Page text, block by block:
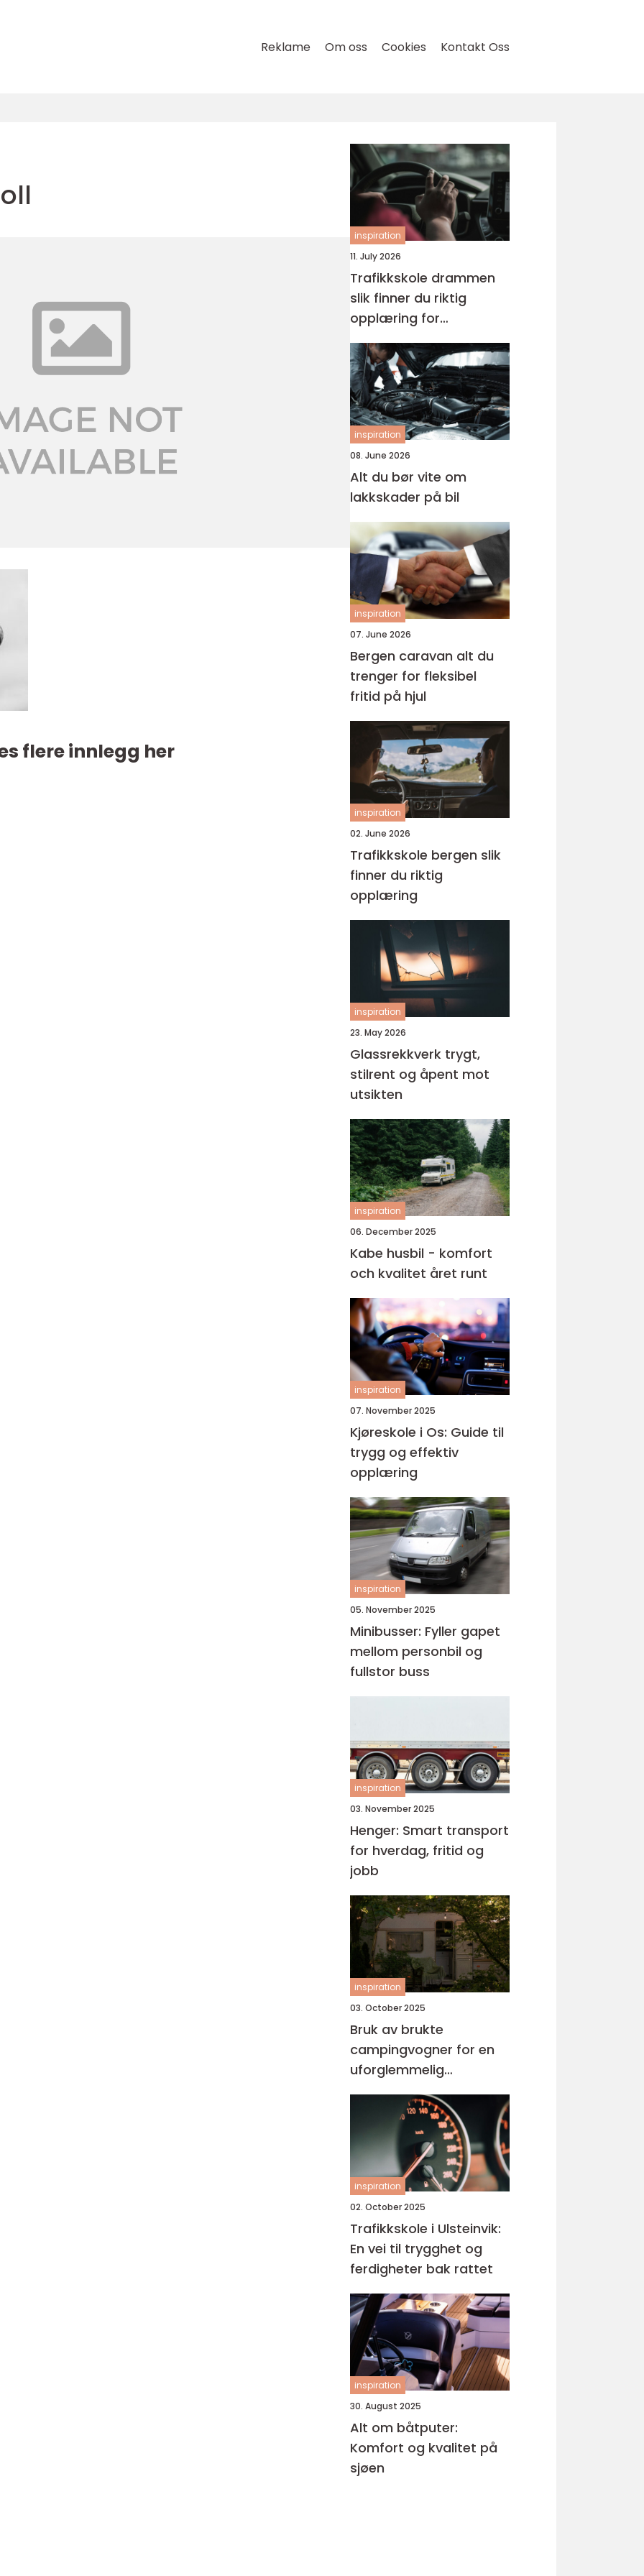
Reklame Om oss Cookies Kontakt Oss
flere innlegg her
inspiration
11. July 2026
Trafikkskole drammen
slik finner du riktig
opplæring for
førerkortet
inspiration
08. June 2026
Alt du bør vite om
lakkskader på bil
inspiration
07. June 2026
Bergen caravan alt du
trenger for fleksibel
fritid på hjul
inspiration
02. June 2026
Trafikkskole bergen slik
finner du riktig
opplæring
inspiration
23. May 2026
Glassrekkverk trygt,
stilrent og åpent mot
utsikten
inspiration
06. December 2025
Kabe husbil - komfort
och kvalitet året runt
inspiration
07. November 2025
Kjøreskole i Os: Guide til
trygg og effektiv
opplæring
inspiration
05. November 2025
Minibusser: Fyller gapet
mellom personbil og
fullstor buss
inspiration
03. November 2025
Henger: Smart transport
for hverdag, fritid og
jobb
inspiration
03. October 2025
Bruk av brukte
campingvogner for en
uforglemmelig
ferieopplevelse
inspiration
02. October 2025
Trafikkskole i Ulsteinvik:
En vei til trygghet og
ferdigheter bak rattet
inspiration
30. August 2025
Alt om båtputer:
Komfort og kvalitet på
sjøen